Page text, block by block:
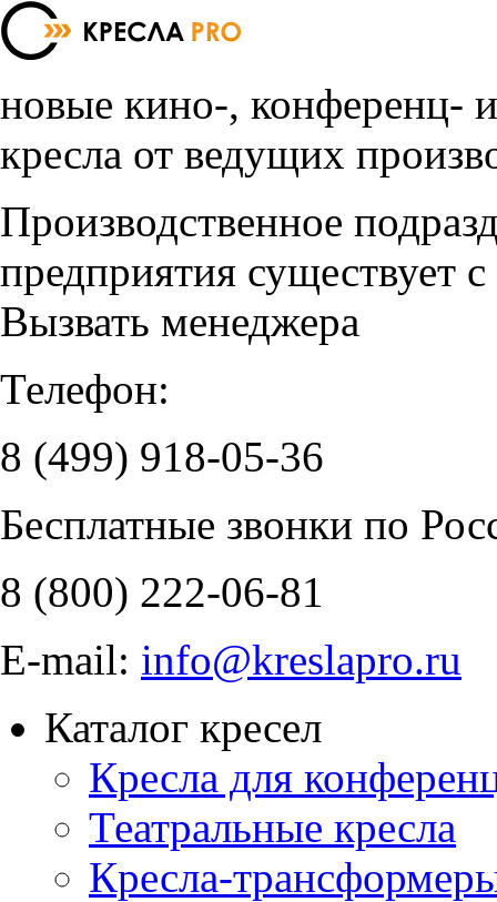
новые кино-, конференц-
кресла от ведущих
Производственное
предприятия существует
Вызвать менеджера
Телефон:
8 (499) 918-05-36
Бесплатные звонки по
8 (800) 222-06-81
E-mail: info@kreslapro.ru
Каталог кресел
Кресла для
Театральные кресла
Кресла-